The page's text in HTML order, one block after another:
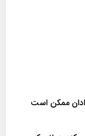
ممکن است